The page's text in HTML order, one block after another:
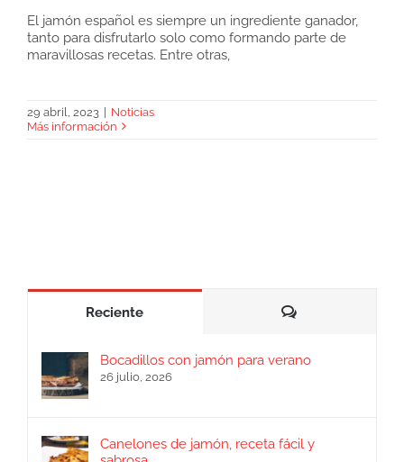
Mejor bocadillo de jamón del mundo
El jamón español es siempre un ingrediente ganador,
tanto para disfrutarlo solo como formando parte de
maravillosas recetas. Entre otras,
29 abril, 2023
Noticias
Más información
Reciente Comentarios
Bocadillos con jamón para verano
26 julio, 2026
Canelones de jamón, receta fácil y